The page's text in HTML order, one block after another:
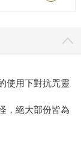
使用下對抗咒靈
，絕大部份皆為